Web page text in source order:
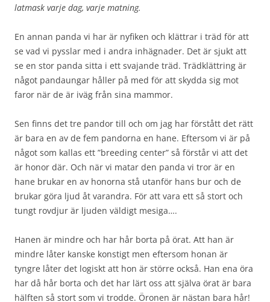
latmask varje dag, varje matning.
En annan panda vi har är nyfiken och klättrar i träd för att
se vad vi pysslar med i andra inhägnader. Det är sjukt att
se en stor panda sitta i ett svajande träd. Trädklättring är
något pandaungar håller på med för att skydda sig mot
faror när de är iväg från sina mammor.
Sen finns det tre pandor till och om jag har förstått det rätt
är bara en av de fem pandorna en hane. Eftersom vi är på
något som kallas ett ”breeding center” så förstår vi att det
är honor där. Och när vi matar den panda vi tror är en
hane brukar en av honorna stå utanför hans bur och de
brukar göra ljud åt varandra. För att vara ett så stort och
tungt rovdjur är ljuden väldigt mesiga….
Hanen är mindre och har hår borta på örat. Att han är
mindre låter kanske konstigt men eftersom honan är
tyngre låter det logiskt att hon är större också. Han ena öra
har då hår borta och det har lärt oss att själva örat är bara
hälften så stort som vi trodde. Öronen är nästan bara hår!